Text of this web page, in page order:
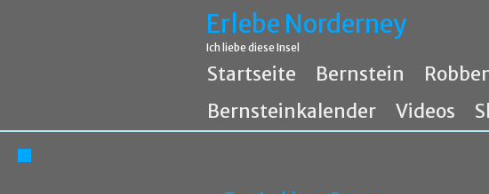
Erlebe Norderney
Ich liebe diese Insel
Startseite Bernstein
Bernsteinkalender
Videos